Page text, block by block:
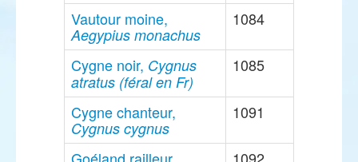
Vautour moine,
Aegypius monachus
1084
Cygne noir, Cygnus
atratus (féral en Fr)
1085
Cygne chanteur,
Cygnus cygnus
1091